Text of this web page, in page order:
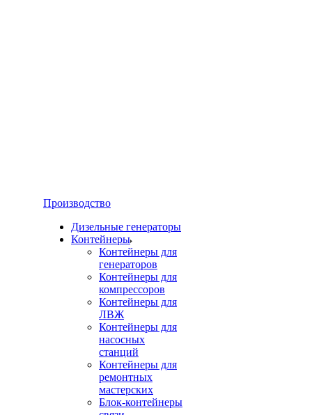
Производство
Дизельные генераторы
Контейнеры
Контейнеры для
генераторов
Контейнеры для
компрессоров
Контейнеры для
ЛВЖ
Контейнеры для
насосных
станций
Контейнеры для
ремонтных
мастерских
Блок-контейнеры